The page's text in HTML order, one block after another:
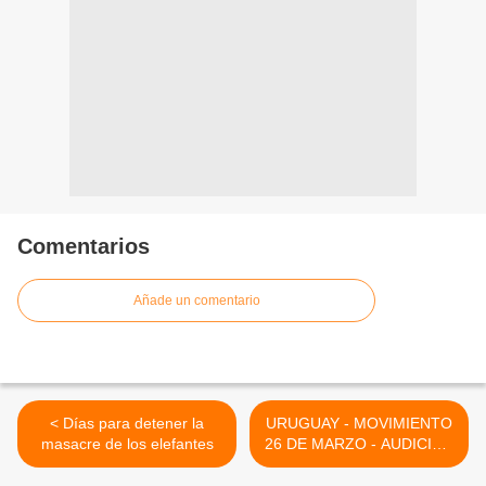
Comentarios
Añade un comentario
< Días para detener la
masacre de los elefantes‏
URUGUAY - MOVIMIENTO
26 DE MARZO - AUDICION
01/03/2013 >